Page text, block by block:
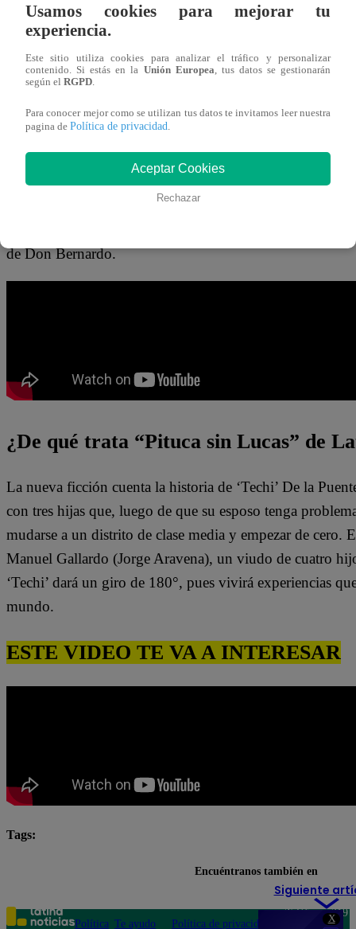
X
cayó”, sentenció.
TE PUEDE INTERESAR | Pituca Sin Lucas
pareja tras ser rechazada por Pipo
Por su parte, Don Bernardo trató de darle explicaciones
expresó. Sin embargo, La Cocó no creyó en
“¿Usted cree que yo nací ayer? Nunca pensé que
de Don Bernardo.
¿De qué trata “Pituca sin Lucas” de
La nueva ficción cuenta la historia de ‘Techi’ De la
con tres hijas que, luego de que su esposo tenga
mudarse a un distrito de clase media y empezar de cero.
Manuel Gallardo (Jorge Aravena), un viudo de cuatro
‘Techi’ dará un giro de 180°, pues vivirá experiencias
mundo.
ESTE VIDEO TE VA A INTERESAR
Tags:
Siguiente
Usamos cookies para mejorar tu
experiencia.
Este sitio utiliza cookies para analizar el tráfico y personalizar
contenido. Si estás en la Unión Europea , tus datos se gestionarán
según el RGPD
Para conocer mejor como se utilizan tus datos te invitamos leer nuestra
pagina de Política de privacidad
Aceptar Cookies
Rechazar
Encuéntranos también en
Política Te ayudo Política de privacidad
Teléfono: 219